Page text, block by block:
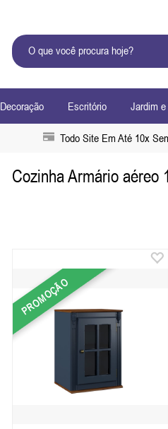
Decoração Escritório Jardim e
Todo Site Em Até 10x
Cozinha Armário aéreo
PROMOÇÃO